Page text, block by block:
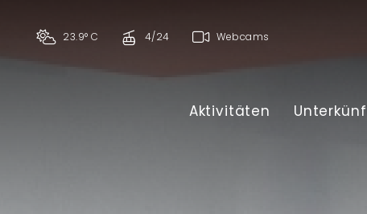
23.9° C 4/24 Webcams
Aktivitäten